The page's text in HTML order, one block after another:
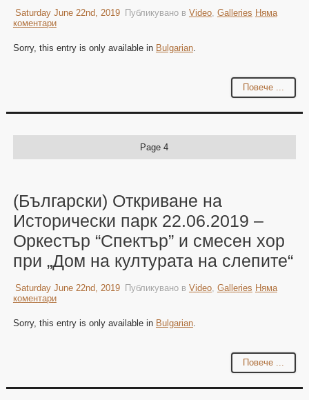
Saturday June 22nd, 2019 Публикувано в Video, Galleries Няма
коментари
Sorry, this entry is only available in Bulgarian.
Повече ...
Page 4
(Български) Откриване на
Исторически парк 22.06.2019 –
Оркестър “Спектър” и смесен хор
при „Дом на културата на слепите“
Saturday June 22nd, 2019 Публикувано в Video, Galleries Няма
коментари
Sorry, this entry is only available in Bulgarian.
Повече ...